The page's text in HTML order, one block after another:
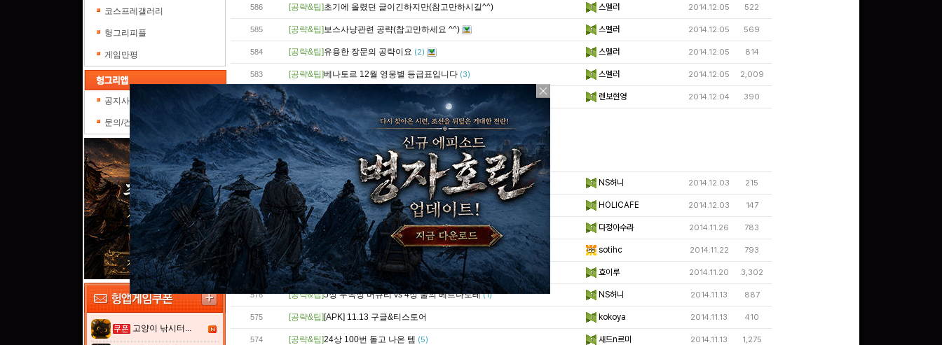
코스프레갤러리
헝그리피플
게임만평
공지사항
문의/건의
고양이 낚시터...
586 [공략&팁]초기에 올렸던 글이긴하지만(참고만하시길^^) 스멜러 2014.12.05 522
585 [공략&팁]보스사냥관련 공략(참고만하세요 ^^) 스멜러 2014.12.05 569
584 [공략&팁]유용한 장문의 공략이요 (2) 스멜러 2014.12.05 814
583 [공략&팁]베나토르 12월 영웅별 등급표입니다 (3) 스멜러 2014.12.05 2,009
582 [공략&팁] 초보 팁.. 렌보현영 2014.12.04 390
581 [공략&팁]덱구성좀 봐주세요 NS허니 2014.12.03 215
580 [공략&팁]엑트2깨기 HOLICAFE 2014.12.03 147
579 [공략&팁]54상 베리트 영주+힐러 두마리로 잡는 방법. (3) 다정아수라 2014.11.26 783
578 [공략&팁] 지스타2014 쿠폰.~ (2) sotihc 2014.11.22 793
577 [공략&팁][쿠폰] 지스타쿠폰번호 (11) 1 효이루 2014.11.20 3,302
576 [공략&팁]5성 무속성 머큐리 vs 4성 물의 베르나토테 (1) NS허니 2014.11.13 887
575 [공략&팁] [APK] 11.13 구글&티스토어 kokoya 2014.11.13 410
574 [공략&팁]24상 100번 돌고 나온 템 (5) 새드n르미 2014.11.13 1,275
구글 플레이 기프트카드
100 밥알
문화상품권 10000원
(추첨)
100 밥알
구글 플레이 기프트카드
15,000원 (추첨)
100 밥알